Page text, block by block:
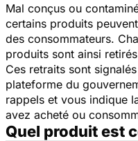
Mal conçus ou
certains produits
des consommateurs.
produits sont ainsi
Ces retraits sont
plateforme du
rappels et vous indique
avez acheté ou
Quel produit est